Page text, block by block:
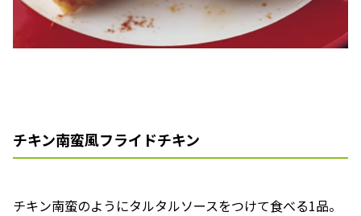
チキン南蛮風フライドチキン
チキン南蛮のようにタルタルソースをつけて食べる1品。